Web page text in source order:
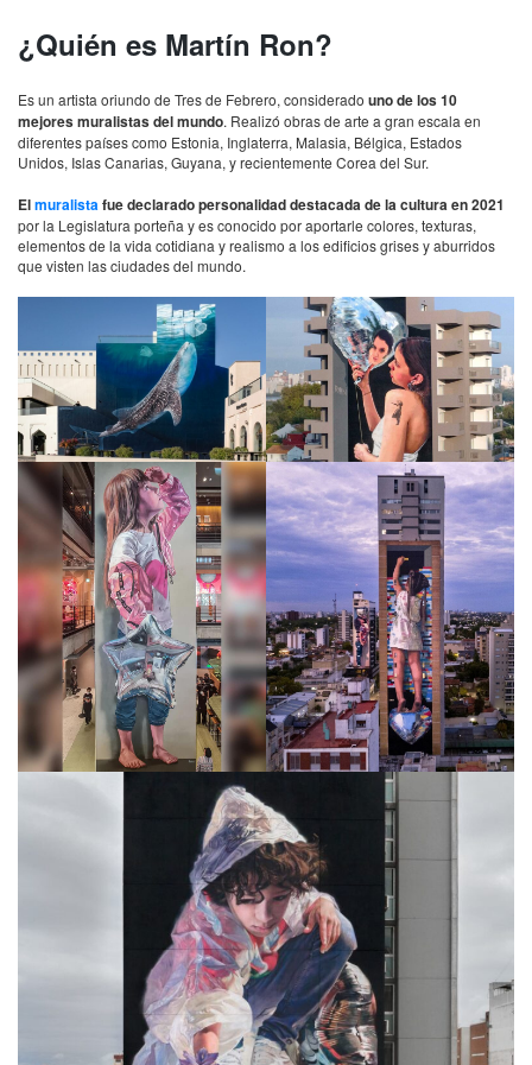
¿Quién es Martín Ron?
Es un artista oriundo de Tres de Febrero, considerado uno de los 10
mejores muralistas del mundo. Realizó obras de arte a gran escala en
diferentes países como Estonia, Inglaterra, Malasia, Bélgica, Estados
Unidos, Islas Canarias, Guyana, y recientemente Corea del Sur.
Elmuralista fue declarado personalidad destacada de la cultura en 2021
por la Legislatura porteña y es conocido por aportarle colores, texturas,
elementos de la vida cotidiana y realismo a los edificios grises y aburridos
que visten las ciudades del mundo.